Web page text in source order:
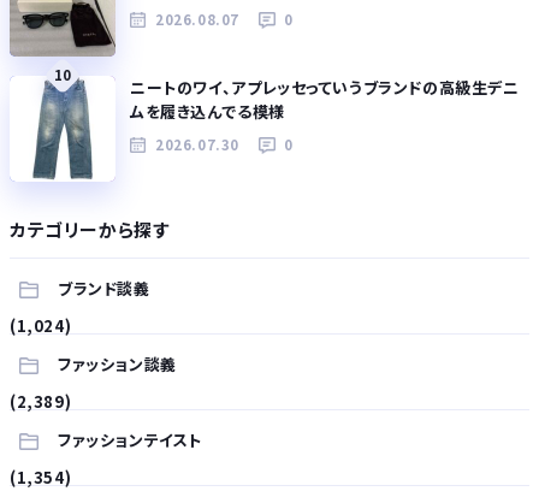
2026.08.07 0
10
ニートのワイ、アプレッセっていうブランドの高級生デニ
ムを履き込んでる模様
2026.07.30 0
カテゴリーから探す
ブランド談義
(1,024)
ファッション談義
(2,389)
ファッションテイスト
(1,354)